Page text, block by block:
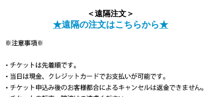
＜遠隔注文＞
★遠隔の注文はこちらから★